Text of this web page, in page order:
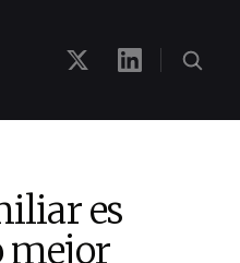
es
mejor